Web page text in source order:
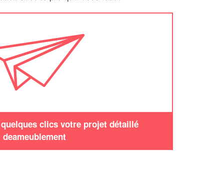
clics votre projet détaillé
deameublement